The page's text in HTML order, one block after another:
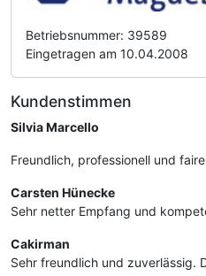
Betriebsnummer: 39589
Eingetragen am 10.04.2008
Kundenstimmen
Silvia Marcello
Freundlich, professionell und
Carsten Hünecke
Sehr netter Empfang und
Cakirman
Sehr freundlich und zuverlässig.